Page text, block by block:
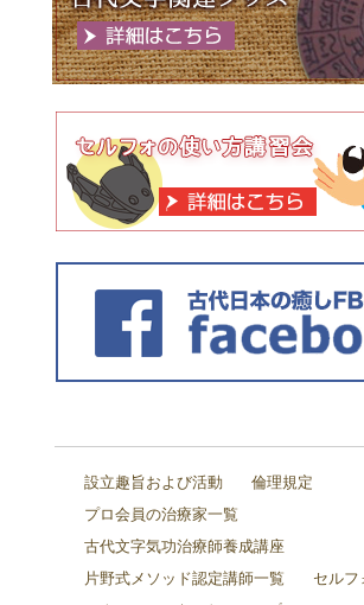
設立趣旨および活動
倫理規定
プロ会員の治療家一覧
古代文字気功治療師養成講座
片野式メソッド認定講師一覧
セルフ